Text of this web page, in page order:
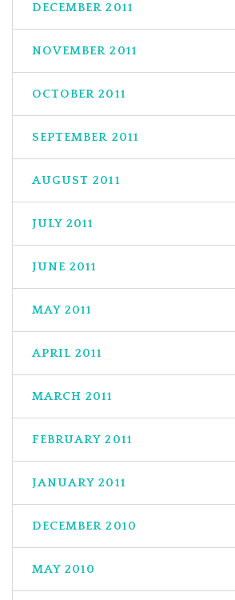
DECEMBER 2011
NOVEMBER 2011
OCTOBER 2011
SEPTEMBER 2011
AUGUST 2011
JULY 2011
JUNE 2011
MAY 2011
APRIL 2011
MARCH 2011
FEBRUARY 2011
JANUARY 2011
DECEMBER 2010
MAY 2010